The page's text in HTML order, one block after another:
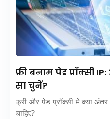
फ्री बनाम पेड प्रॉक्सी
सा चुनें?
फ्री और पेड प्रॉक्सी में क्या
चाहिए?